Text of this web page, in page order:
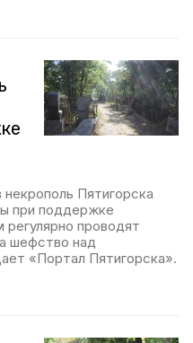
Пятигорска
при поддержке
регулярно проводят
шефство над
«Портал Пятигорска».